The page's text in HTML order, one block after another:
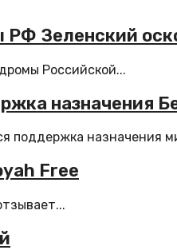
Зеленский
Российской...
назначения
поддержка назначения
Free